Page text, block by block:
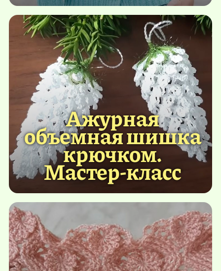
Ажурная
объемная шишка
крючком.
Мастер-класс